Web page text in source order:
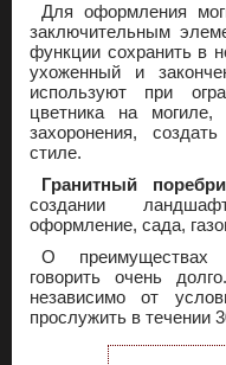
Для оформления
заключительным
функции сохранить в
ухоженный и
используют при
цветника на
захоронения,
стиле.
Гранитный
создании
оформление, сада,
О преимуществах
говорить очень
независимо от
прослужить в течении